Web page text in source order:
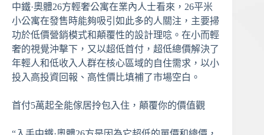
中鐵·奧體26方輕奢公寓在業內人士看來，26平米
小公寓在發售時能夠吸引如此多的人關注，主要掃
功於低價營銷模式和顛覆性的設計理唸。在小而輕
奢的視覺沖擊下，又以超低首付，超低總價解決了
年輕人和低收入人群在核心區域的自住需求，以小
投入高投資回報、高性價比填補了市場空白。
首付5萬起全能傢居拎包入住，顛覆你的價值觀